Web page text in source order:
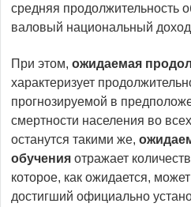
средняя продолжительность
валовый национальный
При этом, ожидаемая
характеризует
прогнозируемой в
смертности населения во
останутся такими же,
обучения отражает
которое, как ожидается,
достигший официально